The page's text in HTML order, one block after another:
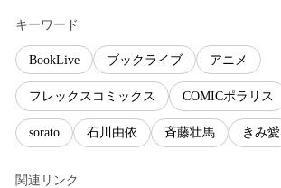
キーワード
BookLive ブックライブ アニメ
フレックスコミックス COMICポラリス
sorato 石川由依 斉藤壮馬 きみ愛
関連リンク